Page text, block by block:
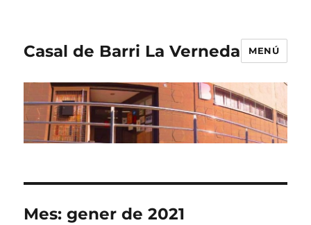
Casal de Barri La Verneda MENÚ
Mes:gener de 2021